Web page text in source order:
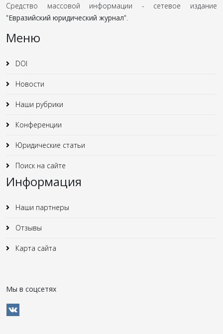
Средство массовой информации - сетевое издание
"Евразийский юридический журнал".
Меню
DOI
Новости
Наши рубрики
Конференции
Юридические статьи
Поиск на сайте
Информация
Наши партнеры
Отзывы
Карта сайта
Мы в соцсетях